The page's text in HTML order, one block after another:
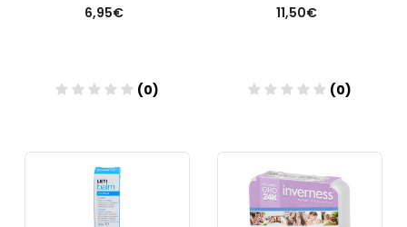
6,95€
(0)
11,50€
(0)